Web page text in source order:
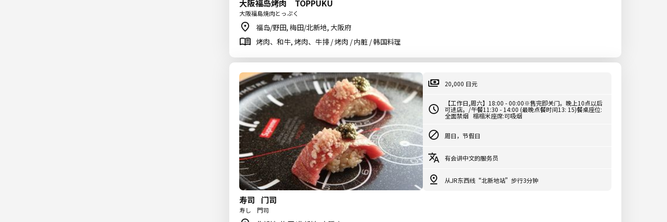
大阪福岛烤肉 TOPPUKU
大阪福島焼肉とっぷく
福岛/野田, 梅田/北新地, 大阪府
烤肉、和牛, 烤肉、牛排 / 烤肉 / 内脏 / 韩国料理
寿司 门司
寿し 門司
20,000 日元
【工作日,周六】18:00 - 00:00※售完即关门。晚上10点以后
可进店。/午餐11:30 - 14:00 (最晚点餐时间13: 15)餐桌座位:
全面禁烟 榻榻米座席:可吸烟
周日，节假日
有会讲中文的服务员
从JR东西线“北新地站”步行3分钟